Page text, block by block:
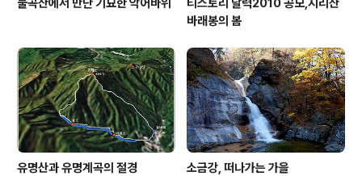
불곡산에서 만난 기묘한 악어바위
티스토리 달력2010 공모,지리산
바래봉의 봄
유명산과 유명계곡의 절경 소금강, 떠나가는 가을